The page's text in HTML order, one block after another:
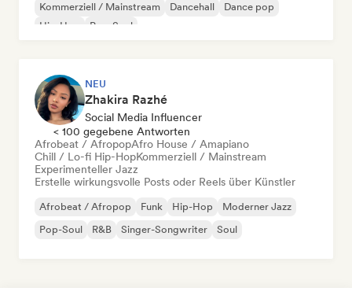
Kommerziell / Mainstream
Dancehall
Dance pop
Hip-Hop
Pop-Soul
NEU
Zhakira Razhé
Social Media Influencer
< 100 gegebene Antworten
Afrobeat / AfropopAfro House / Amapiano
Chill / Lo-fi Hip-HopKommerziell / Mainstream
Experimenteller Jazz
Erstelle wirkungsvolle Posts oder Reels über Künstler
Afrobeat / Afropop Funk Hip-Hop
Moderner Jazz
Pop-Soul
R&B Singer-Songwriter Soul